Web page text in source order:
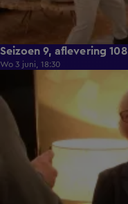
Seizoen 9, aflevering 108
Wo 3 juni, 18:30